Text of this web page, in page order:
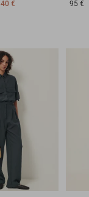
40 €
95 €